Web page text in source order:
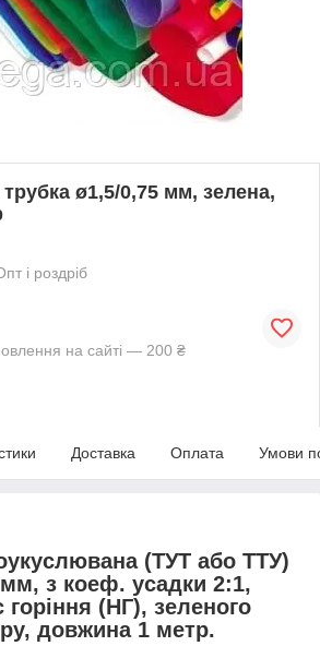
ø1,5/0,75 мм, зелена,
і роздріб
на сайті — 200 ₴
Доставка Оплата Умови
(ТУТ або ТТУ)
з коеф. усадки 2:1,
горіння (НГ), зеленого
довжина 1 метр.